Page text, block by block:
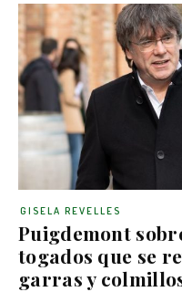
Puigdemont
togados que se
garras y
GISELA REVELLES